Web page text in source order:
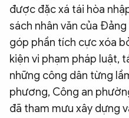
QUỐC TẾ
VĂN HÓA - THỂ THAO
BẠN ĐỌC & CAND
được đặc xá tái hòa
sách nhân văn của
góp phần tích cực xóa
kiện vi phạm pháp luật,
những công dân từng
phương, Công an
đã tham mưu xây dựng